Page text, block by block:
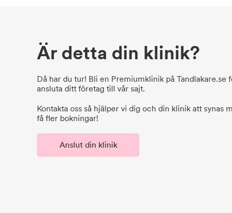
Är detta din klinik?
Då har du tur! Bli en Premiumklinik på Tandlakare.se
ansluta ditt företag till vår sajt.
Kontakta oss så hjälper vi dig och din klinik att synas
få fler bokningar!
Anslut din klinik